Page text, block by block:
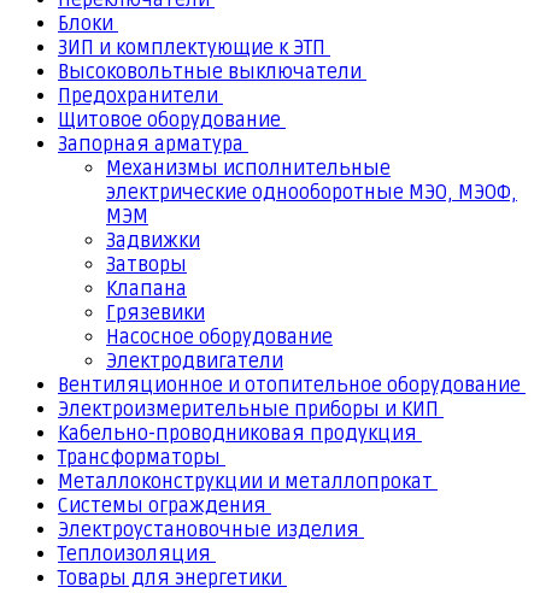
Блоки
ЗИП и комплектующие к ЭТП
Высоковольтные выключатели
Предохранители
Щитовое оборудование
Запорная арматура
Механизмы исполнительные
электрические однооборотные МЭО, МЭОФ,
МЭМ
Задвижки
Затворы
Клапана
Грязевики
Насосное оборудование
Электродвигатели
Вентиляционное и отопительное оборудование
Электроизмерительные приборы и КИП
Кабельно-проводниковая продукция
Трансформаторы
Металлоконструкции и металлопрокат
Системы ограждения
Электроустановочные изделия
Теплоизоляция
Товары для энергетики